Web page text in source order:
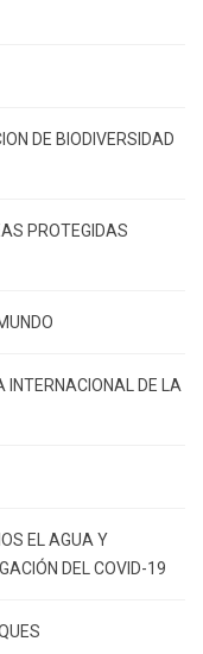
DE BIODIVERSIDAD
PROTEGIDAS
INTERNACIONAL DE LA
EL AGUA Y
DEL COVID-19